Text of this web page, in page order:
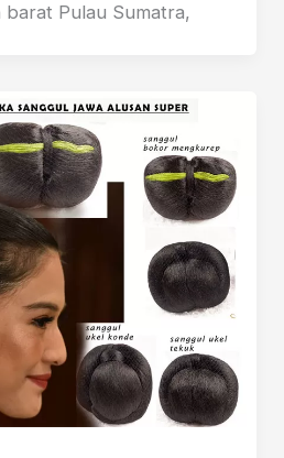
barat Pulau Sumatra,